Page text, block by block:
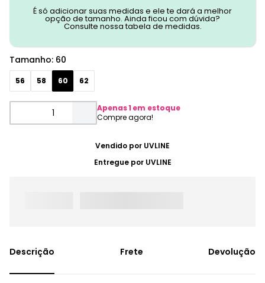
É só adicionar suas medidas e ele te dará a melhor
opção de tamanho. Ainda ficou com dúvida?
Consulte nossa tabela de medidas.
Tamanho: 60
56 58 60 62
Apenas1 em estoque
Vendido por UVLINE
Entregue por UVLINE
Frete Devolução